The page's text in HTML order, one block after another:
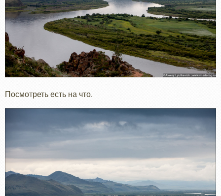
Посмотреть есть на что.